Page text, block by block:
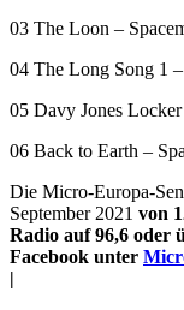
03 The Loon –
04 The Long Song 1
05 Davy Jones
06 Back to Earth –
Die Micro-Europa-
September 2021 von
Radio auf 96,6 oder
Facebook unter
|